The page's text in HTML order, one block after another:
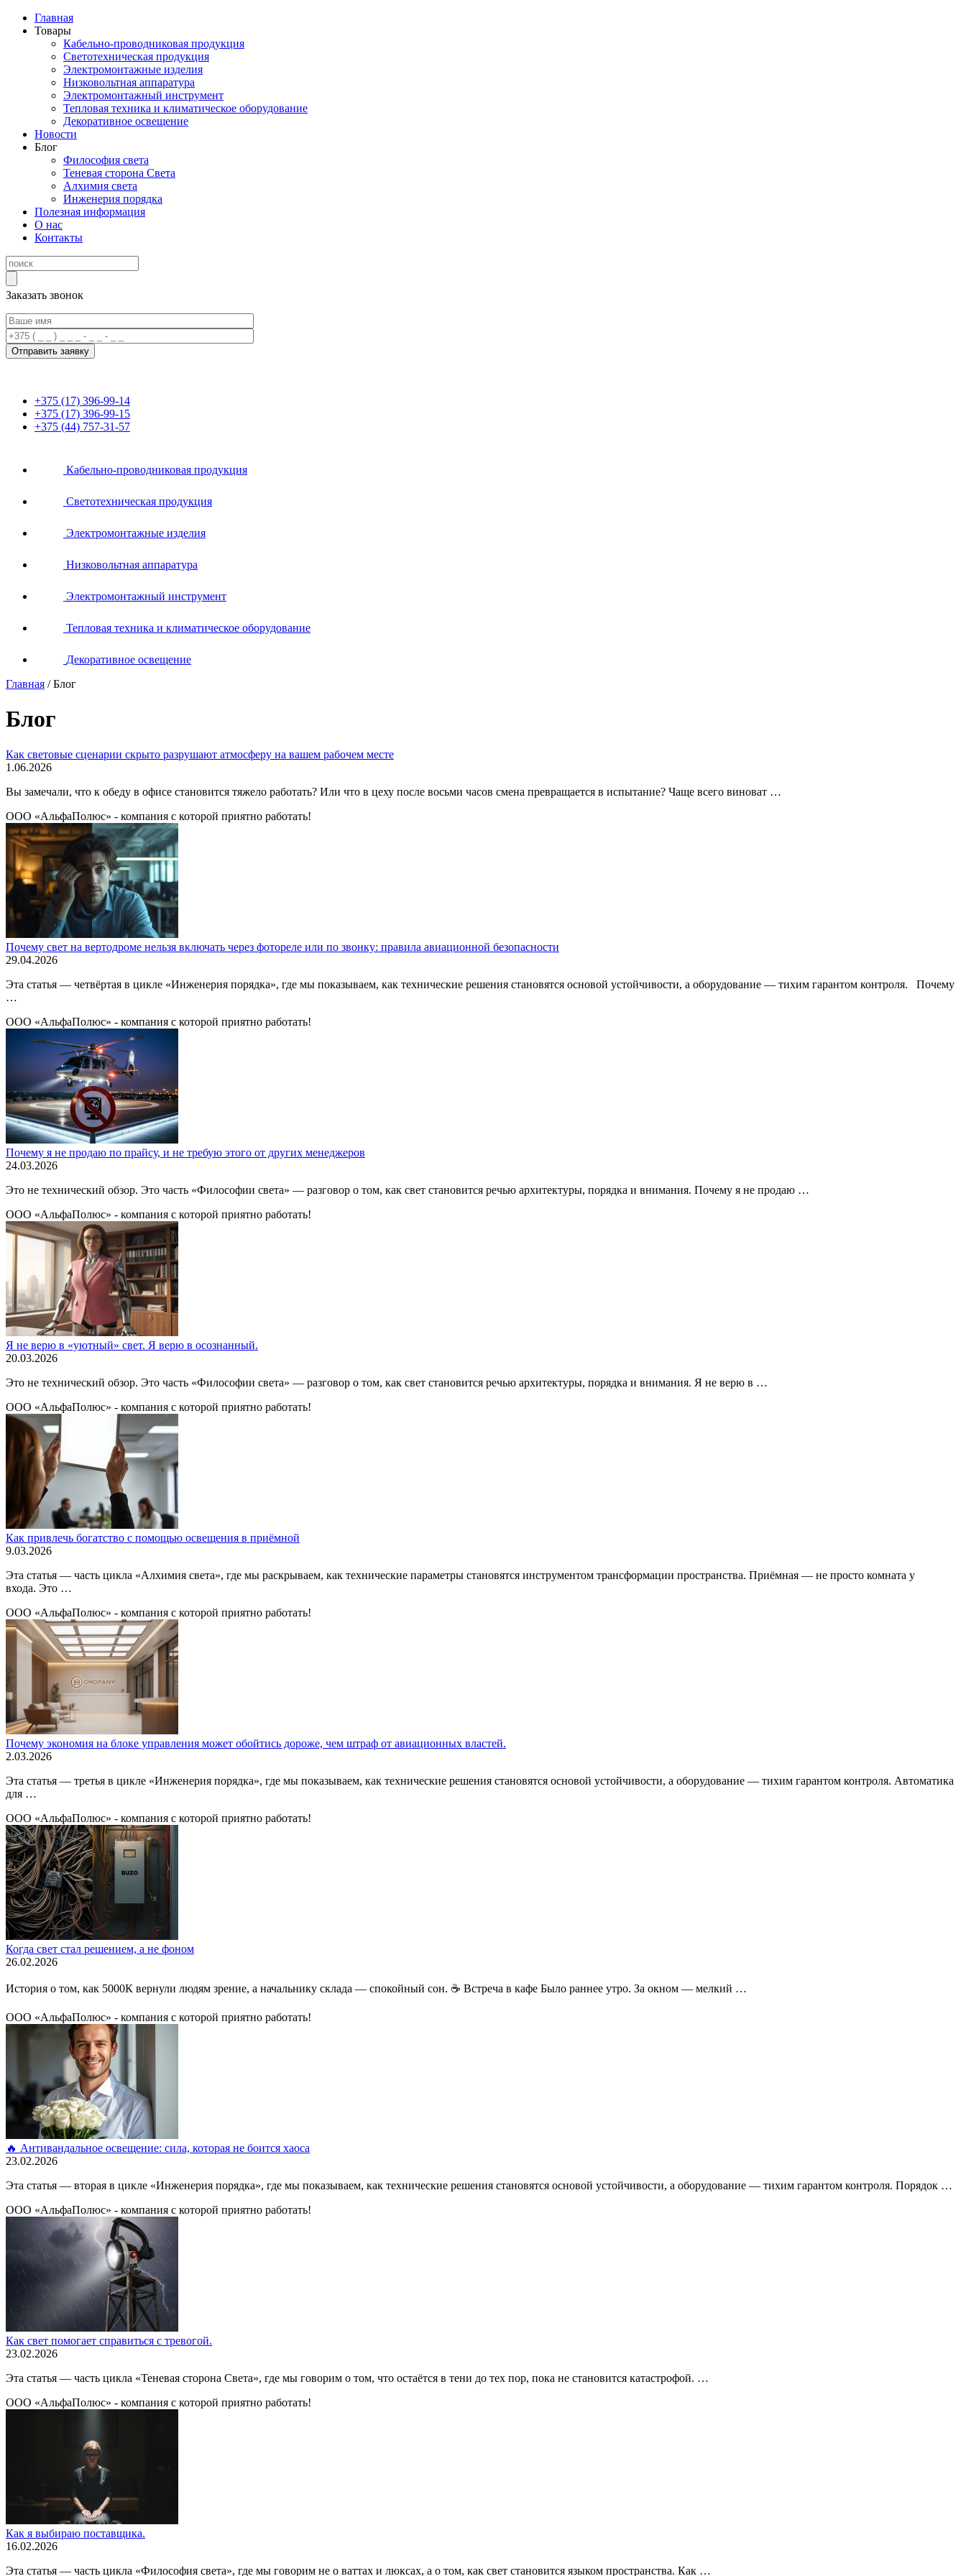
Главная
Товары
Кабельно-проводниковая продукция
Светотехническая продукция
Электромонтажные изделия
Низковольтная аппаратура
Электромонтажный инструмент
Тепловая техника и климатическое оборудование
Декоративное освещение
Новости
Блог
Философия света
Теневая сторона Света
Алхимия света
Инженерия порядка
Полезная информация
О нас
Контакты
Заказать звонок
+375 (17) 396-99-14
+375 (17) 396-99-15
+375 (44) 757-31-57
Кабельно-проводниковая продукция
Светотехническая продукция
Электромонтажные изделия
Низковольтная аппаратура
Электромонтажный инструмент
Тепловая техника и климатическое оборудование
Декоративное освещение
Главная /Блог
Блог
Как световые сценарии скрыто разрушают атмосферу на вашем рабочем месте
1.06.2026
Вы замечали, что к обеду в офисе становится тяжело работать? Или что в цеху после восьми часов смена превращается в испытание? Чаще всего виноват …
ООО «АльфаПолюс» - компания с которой приятно работать!
Почему свет на вертодроме нельзя включать через фотореле или по звонку: правила авиационной безопасности
29.04.2026
Эта статья — четвёртая в цикле «Инженерия порядка», где мы показываем, как технические решения становятся основой устойчивости, а оборудование — тихим гарантом контроля. Почему
…
ООО «АльфаПолюс» - компания с которой приятно работать!
Почему я не продаю по прайсу, и не требую этого от других менеджеров
24.03.2026
Это не технический обзор. Это часть «Философии света» — разговор о том, как свет становится речью архитектуры, порядка и внимания. Почему я не продаю …
ООО «АльфаПолюс» - компания с которой приятно работать!
Я не верю в «уютный» свет. Я верю в осознанный.
20.03.2026
Это не технический обзор. Это часть «Философии света» — разговор о том, как свет становится речью архитектуры, порядка и внимания. Я не верю в …
ООО «АльфаПолюс» - компания с которой приятно работать!
Как привлечь богатство с помощью освещения в приёмной
9.03.2026
Эта статья — часть цикла «Алхимия света», где мы раскрываем, как технические параметры становятся инструментом трансформации пространства. Приёмная — не просто комната у
входа. Это …
ООО «АльфаПолюс» - компания с которой приятно работать!
Почему экономия на блоке управления может обойтись дороже, чем штраф от авиационных властей.
2.03.2026
Эта статья — третья в цикле «Инженерия порядка», где мы показываем, как технические решения становятся основой устойчивости, а оборудование — тихим гарантом контроля. Автоматика
для …
ООО «АльфаПолюс» - компания с которой приятно работать!
Когда свет стал решением, а не фоном
26.02.2026
История о том, как 5000К вернули людям зрение, а начальнику склада — спокойный сон. ☕ Встреча в кафе Было раннее утро. За окном — мелкий …
ООО «АльфаПолюс» - компания с которой приятно работать!
🔥 Антивандальное освещение: сила, которая не боится хаоса
23.02.2026
Эта статья — вторая в цикле «Инженерия порядка», где мы показываем, как технические решения становятся основой устойчивости, а оборудование — тихим гарантом контроля. Порядок …
ООО «АльфаПолюс» - компания с которой приятно работать!
Как свет помогает справиться с тревогой.
23.02.2026
Эта статья — часть цикла «Теневая сторона Света», где мы говорим о том, что остаётся в тени до тех пор, пока не становится катастрофой. …
ООО «АльфаПолюс» - компания с которой приятно работать!
Как я выбираю поставщика.
16.02.2026
Эта статья — часть цикла «Философия света», где мы говорим не о ваттах и люксах, а о том, как свет становится языком пространства. Как …